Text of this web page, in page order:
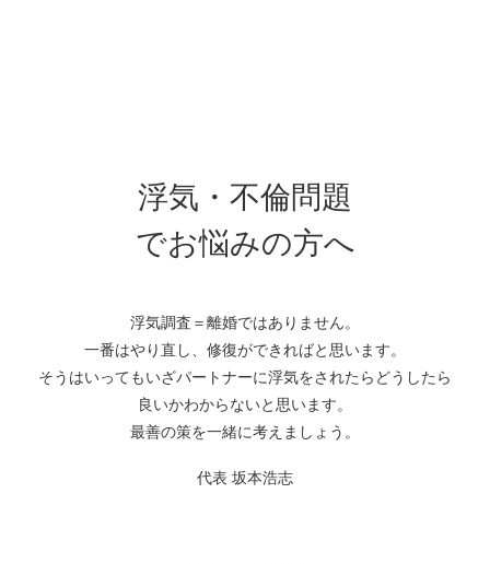
浮気・不倫問題
でお悩みの方へ
浮気調査＝離婚ではありません。
一番はやり直し、修復ができればと思います。
そうはいってもいざパートナーに浮気をされたらどうしたら
良いかわからないと思います。
最善の策を一緒に考えましょう。
代表 坂本浩志